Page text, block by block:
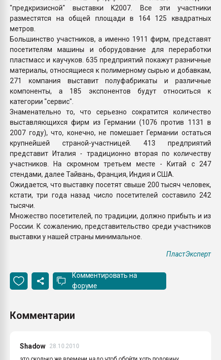
"предкризисной" выставки K2007. Все эти участники
разместятся на общей площади в 164 125 квадратных
метров.
Большинство участников, а именно 1911 фирм, представят
посетителям машины и оборудование для переработки
пластмасс и каучуков. 635 предприятий покажут разничные
материалы, относящиеся к полимерному сырью и добавкам,
271 компания выставит полуфабрикаты и различные
компоненты, а 185 экспонентов будут относиться к
категории "сервис".
Знаменательно то, что серьезно сократится количество
выставляющихся фирм из Германии (1076 против 1131 в
2007 году), что, конечно, не помешает Германии остаться
крупнейшей страной-участницей. 413 предприятий
представит Италия - традиционно вторая по количеству
участников. На скромном третьем месте - Китай с 247
стендами, далее Тайвань, Франция, Индия и США.
Ожидается, что выставку посетят свыше 200 тысяч человек,
кстати, три года назад число посетителей составило 242
тысячи.
Множество посетителей, по традиции, должно прибыть и из
России. К сожалению, представительство среди участников
выставки у нашей страны минимальное.
ПластЭксперт
Комментировать на
форуме
Комментарии
Shadow
28.10.2010